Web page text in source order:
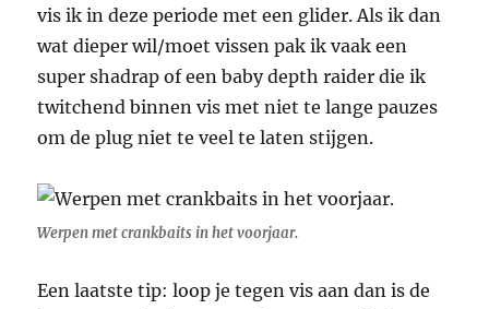
vis ik in deze periode met een glider. Als ik dan
wat dieper wil/moet vissen pak ik vaak een
super shadrap of een baby depth raider die ik
twitchend binnen vis met niet te lange pauzes
om de plug niet te veel te laten stijgen.
Werpen met crankbaits in het voorjaar.
Een laatste tip: loop je tegen vis aan dan is de